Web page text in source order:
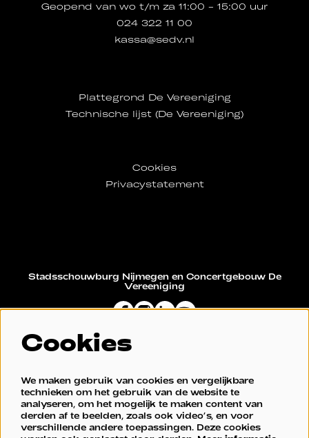
Geopend van wo t/m za 11:00 - 15:00 uur
024 322 11 00
kassa@sedv.nl
Plattegrond De Vereeniging
Technische lijst (De Vereeniging)
Cookies
Privacystatement
Stadsschouwburg Nijmegen en Concertgebouw De
Vereeniging
Cookies
We maken gebruik van cookies en vergelijkbare
technieken om het gebruik van de website te
analyseren, om het mogelijk te maken content van
derden af te beelden, zoals ook video’s, en voor
verschillende andere toepassingen. Deze cookies